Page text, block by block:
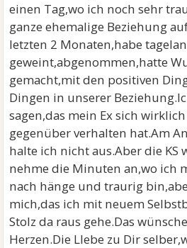
einen Tag,wo ich noch sehr
ganze ehemalige Beziehung
letzten 2 Monaten,habe
geweint,abgenommen,hatte
gemacht,mit den positiven
Dingen in unserer
sagen,das mein Ex sich
gegenüber verhalten hat.Am
halte ich nicht aus.Aber die KS
nehme die Minuten an,wo ich
nach hänge und traurig
mich,das ich mit neuem
Stolz da raus gehe.Das
Herzen.Die LIebe zu Dir